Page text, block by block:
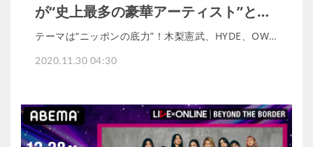
が“史上最多の豪華アーティスト”と…
テーマは“ニッポンの底力”！木梨憲武、HYDE、OW…
2020.11.30 04:30